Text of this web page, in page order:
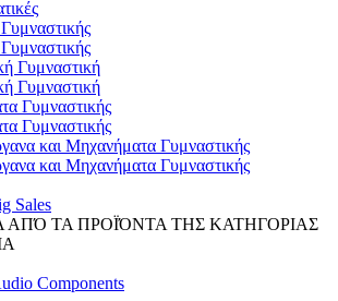
Γυμναστική
Γυμναστική
Γυμναστικής
Γυμναστικής
και Μηχανήματα Γυμναστικής
και Μηχανήματα Γυμναστικής
Sales
ΑΠΌ ΤΑ ΠΡΟΪΌΝΤΑ ΤΗΣ ΚΑΤΗΓΟΡΙΑΣ
Components